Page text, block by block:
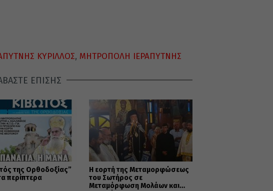
ΚΥΡΙΛΛΟΣ, ΜΗΤΡΟΠΟΛΗ ΙΕΡΑΠΥΤΝΗΣ
ΕΠΙΣΗΣ
της Ορθοδοξίας”
περίπτερα
Η εορτή της Μεταμορφώσεως
του Σωτήρος σε
Μεταμόρφωση Μολάων και